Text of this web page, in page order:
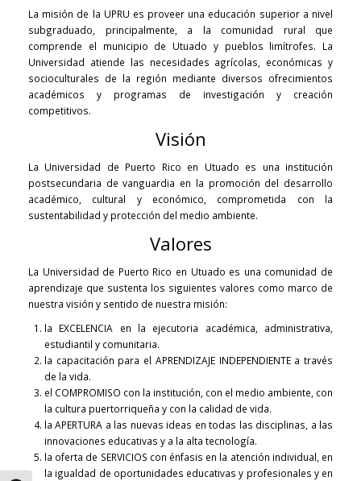
La misión de la UPRU es proveer una educación superior a nivel
subgraduado, principalmente, a la comunidad rural que
comprende el municipio de Utuado y pueblos limítrofes. La
Universidad atiende las necesidades agrícolas, económicas y
socioculturales de la región mediante diversos ofrecimientos
académicos y programas de investigación y creación
competitivos.
Visión
La Universidad de Puerto Rico en Utuado es una institución
postsecundaria de vanguardia en la promoción del desarrollo
académico, cultural y económico, comprometida con la
sustentabilidad y protección del medio ambiente.
Valores
La Universidad de Puerto Rico en Utuado es una comunidad de
aprendizaje que sustenta los siguientes valores como marco de
nuestra visión y sentido de nuestra misión:
la EXCELENCIA en la ejecutoria académica, administrativa,
estudiantil y comunitaria.
la capacitación para el APRENDIZAJE INDEPENDIENTE a través
de la vida.
el COMPROMISO con la institución, con el medio ambiente, con
la cultura puertorriqueña y con la calidad de vida.
la APERTURA a las nuevas ideas en todas las disciplinas, a las
innovaciones educativas y a la alta tecnología.
la oferta de SERVICIOS con énfasis en la atención individual, en
la igualdad de oportunidades educativas y profesionales y en